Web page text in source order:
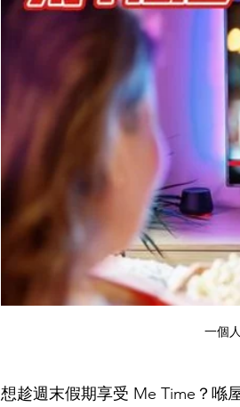
一個
想趁週末假期享受 Me Time？喺